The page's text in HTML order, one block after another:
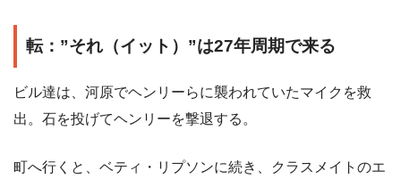
転：”それ（イット）”は27年周期で来る
ビル達は、河原でヘンリーらに襲われていたマイクを救
出。石を投げてヘンリーを撃退する。
町へ行くと、ベティ・リプソンに続き、クラスメイトのエ